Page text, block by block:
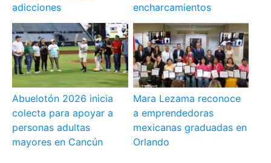
adicciones
encharcamientos
Abuelotón 2026 inicia
colecta para apoyar a
personas adultas
mayores en Cancún
Mara Lezama reconoce
a emprendedoras
mexicanas graduadas en
Orlando